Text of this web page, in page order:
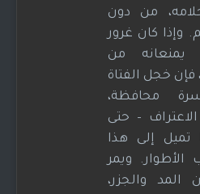
من دون
كان غرور
يمنعانه من
فإن خجل الفتاة
محافظة،
– حتى
تميل إلى هذا
الأطوار. ويمر
المد والجزر،